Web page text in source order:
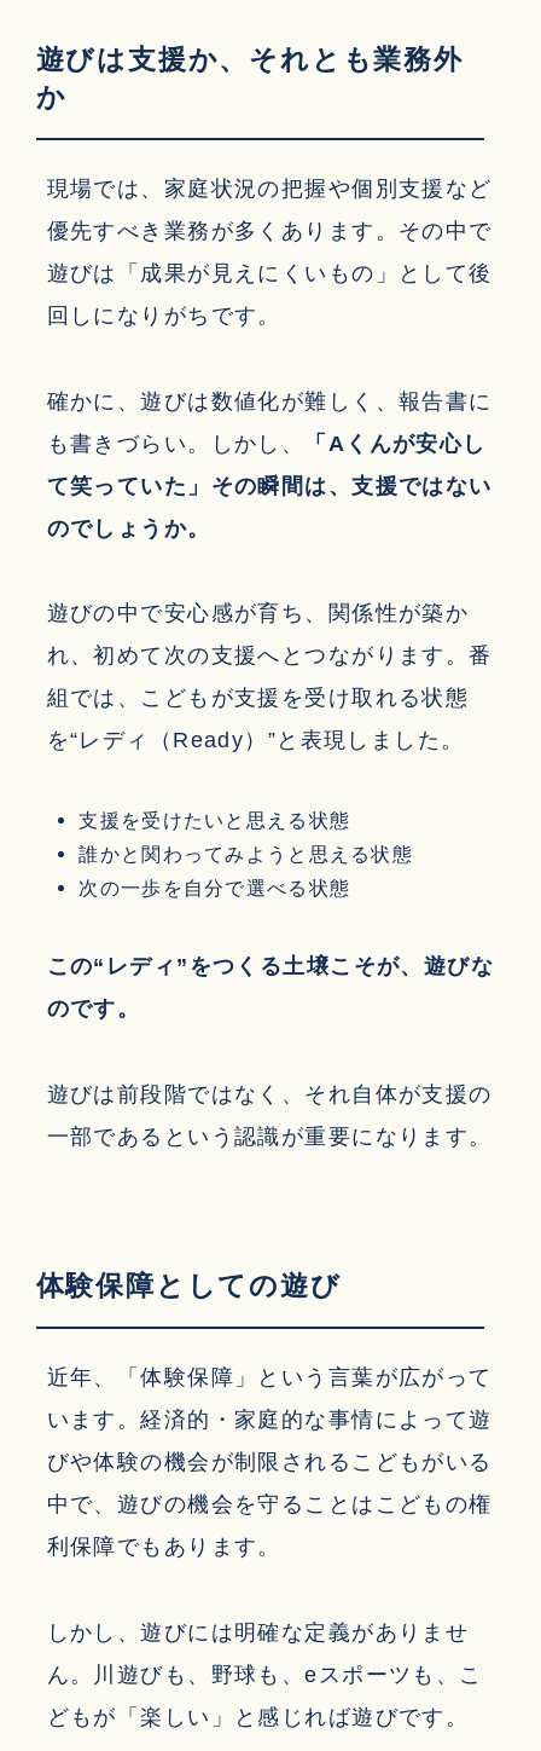
遊びは支援か、それとも業務外
か
現場では、家庭状況の把握や個別支援など
優先すべき業務が多くあります。その中で
遊びは「成果が見えにくいもの」として後
回しになりがちです。
確かに、遊びは数値化が難しく、報告書に
も書きづらい。しかし、
「Aくんが安心し
て笑っていた」その瞬間は、支援ではない
のでしょうか。
遊びの中で安心感が育ち、関係性が築か
れ、初めて次の支援へとつながります。番
組では、こどもが支援を受け取れる状態
を“レディ（Ready）”と表現しました。
支援を受けたいと思える状態
誰かと関わってみようと思える状態
次の一歩を自分で選べる状態
この“レディ”をつくる土壌こそが、遊びな
のです。
遊びは前段階ではなく、それ自体が支援の
一部であるという認識が重要になります。
体験保障としての遊び
近年、「体験保障」という言葉が広がって
います。経済的・家庭的な事情によって遊
びや体験の機会が制限されるこどもがいる
中で、遊びの機会を守ることはこどもの権
利保障でもあります。
しかし、遊びには明確な定義がありませ
ん。川遊びも、野球も、eスポーツも、こ
どもが「楽しい」と感じれば遊びです。